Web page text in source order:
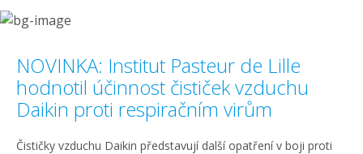
NOVINKA: Institut Pasteur de Lille
hodnotil účinnost čističek vzduchu
Daikin proti respiračním virům
Čističky vzduchu Daikin představují další opatření v boji proti